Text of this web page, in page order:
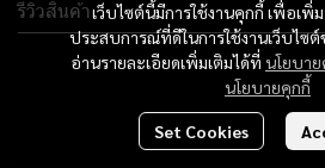
เว็บไซต์นี้มีการใช้งานคุกกี้ เพื่อเ
ประสบการณ์ที่ดีในการใช้งานเว็บไซ
อ่านรายละเอียดเพิ่มเติมได้ที่ นโยบา
นโยบายคุกกี้
Set Cookies
รีวิวสินค้า
Tel: 012 345 67890 Email: